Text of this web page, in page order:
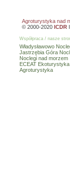
Agroturystyka nad
© 2000-2020 ICDR
Współpraca / nasze
Władysławowo
Jastrzębia Góra
Noclegi nad morzem
ECEAT Ekoturystyka
Agroturystyka